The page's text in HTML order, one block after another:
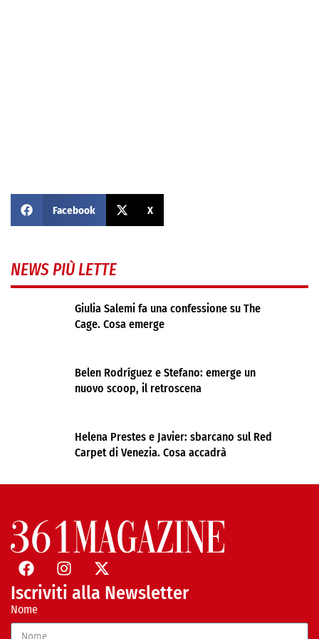
Facebook X
NEWS PIÙ LETTE
Giulia Salemi fa una confessione su The
Cage. Cosa emerge
Belen Rodríguez e Stefano: emerge un
nuovo scoop, il retroscena
Helena Prestes e Javier: sbarcano sul Red
Carpet di Venezia. Cosa accadrà
Iscriviti alla Newsletter
Nome